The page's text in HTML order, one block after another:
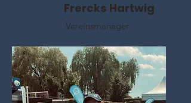
Frercks Hartwig
Vereinsmanager